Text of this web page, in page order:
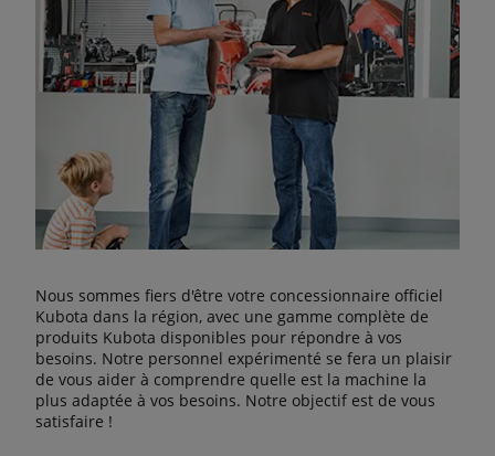
Nous sommes fiers d'être votre concessionnaire officiel
Kubota dans la région, avec une gamme complète de
produits Kubota disponibles pour répondre à vos
besoins. Notre personnel expérimenté se fera un plaisir
de vous aider à comprendre quelle est la machine la
plus adaptée à vos besoins. Notre objectif est de vous
satisfaire !